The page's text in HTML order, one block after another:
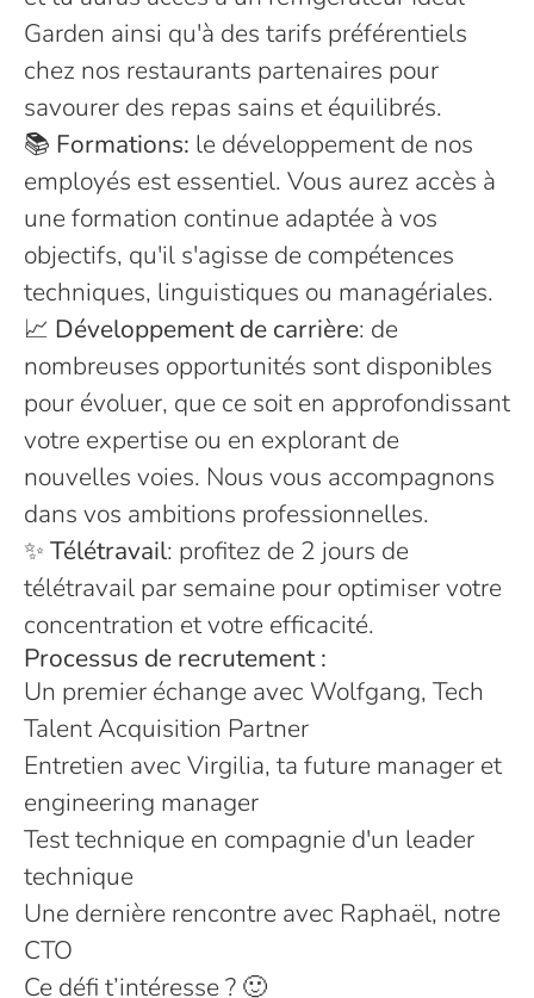
Garden ainsi qu'à des tarifs préférentiels
chez nos restaurants partenaires pour
savourer des repas sains et équilibrés.
📚 Formations: le développement de nos
employés est essentiel. Vous aurez accès à
une formation continue adaptée à vos
objectifs, qu'il s'agisse de compétences
techniques, linguistiques ou managériales.
📈 Développement de carrière: de
nombreuses opportunités sont disponibles
pour évoluer, que ce soit en approfondissant
votre expertise ou en explorant de
nouvelles voies. Nous vous accompagnons
dans vos ambitions professionnelles.
✨ Télétravail: profitez de 2 jours de
télétravail par semaine pour optimiser votre
concentration et votre efficacité.
Processus de recrutement :
Un premier échange avec Wolfgang, Tech
Talent Acquisition Partner
Entretien avec Virgilia, ta future manager et
engineering manager
Test technique en compagnie d'un leader
technique
Une dernière rencontre avec Raphaël, notre
CTO
Ce défi t’intéresse ? 🙂